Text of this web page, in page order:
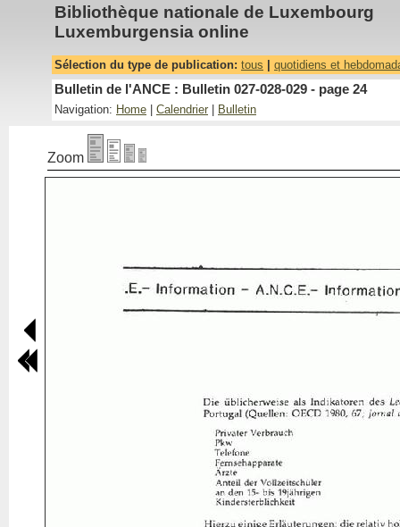
Bibliothèque nationale de Luxembourg
Luxemburgensia online
Sélection du type de publication: tous quotidiens et
Bulletin de l'ANCE : Bulletin 027-028-029 - page 24
Navigation: Home Calendrier Bulletin
Zoom